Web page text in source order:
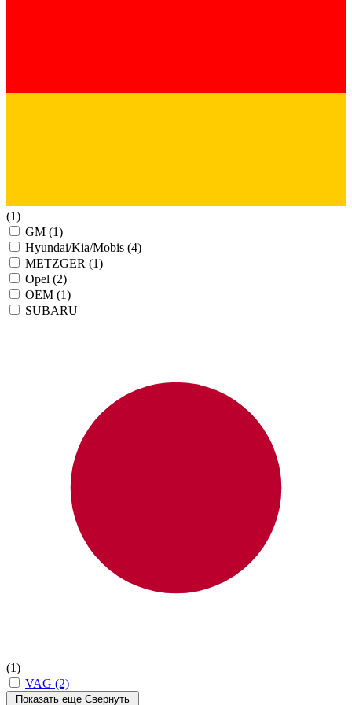
(1)
GM (1)
Hyundai/Kia/Mobis (4)
METZGER (1)
Opel (2)
OEM (1)
SUBARU
(1)
VAG (2)
Показать еще Свернуть